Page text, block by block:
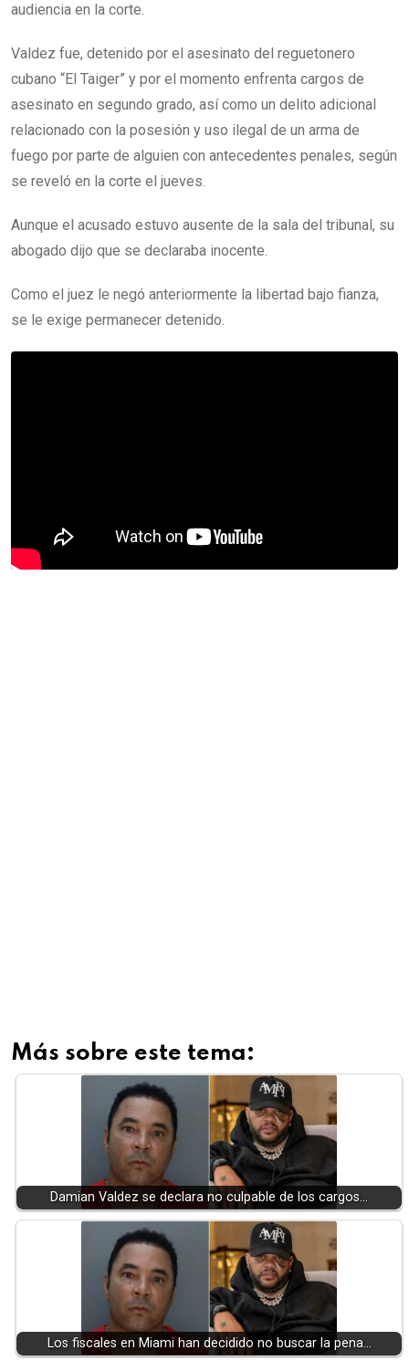
audiencia en la corte.
Valdez fue, detenido por el asesinato del reguetonero
cubano “El Taiger” y por el momento enfrenta cargos de
asesinato en segundo grado, así como un delito adicional
relacionado con la posesión y uso ilegal de un arma de
fuego por parte de alguien con antecedentes penales, según
se reveló en la corte el jueves.
Aunque el acusado estuvo ausente de la sala del tribunal, su
abogado dijo que se declaraba inocente.
Como el juez le negó anteriormente la libertad bajo fianza,
se le exige permanecer detenido.
Más sobre este tema:
Damian Valdez se declara no culpable de los cargos…
Los fiscales en Miami han decidido no buscar la pena…